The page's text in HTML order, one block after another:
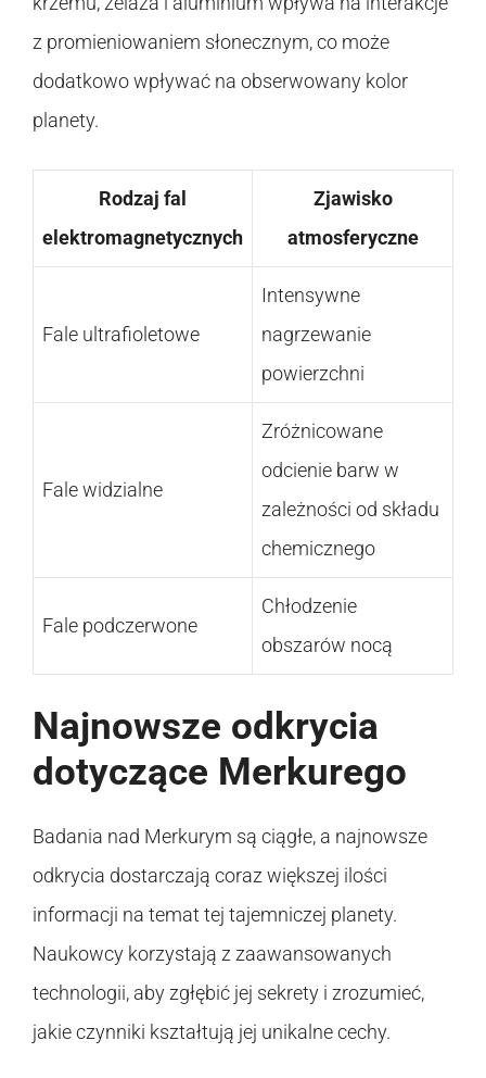
z promieniowaniem słonecznym, co może
dodatkowo wpływać na obserwowany kolor
planety.
Rodzaj fal
elektromagnetycznych
Zjawisko
atmosferyczne
Fale ultrafioletowe
Intensywne
nagrzewanie
powierzchni
Fale widzialne
Zróżnicowane
odcienie barw w
zależności od składu
chemicznego
Fale podczerwone
Chłodzenie
obszarów nocą
Najnowsze odkrycia
dotyczące Merkurego
Badania nad Merkurym są ciągłe, a najnowsze
odkrycia dostarczają coraz większej ilości
informacji na temat tej tajemniczej planety.
Naukowcy korzystają z zaawansowanych
technologii, aby zgłębić jej sekrety i zrozumieć,
jakie czynniki kształtują jej unikalne cechy.